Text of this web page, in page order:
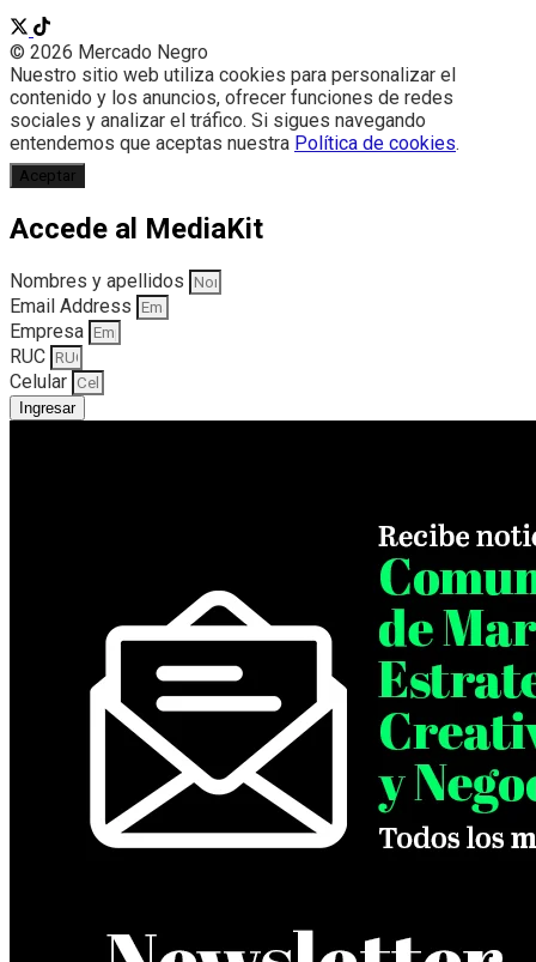
© 2026 Mercado Negro
Nuestro sitio web utiliza cookies para personalizar el
contenido y los anuncios, ofrecer funciones de redes
sociales y analizar el tráfico. Si sigues navegando
entendemos que aceptas nuestra Política de cookies.
Aceptar
Accede al MediaKit
Nombres y apellidos
Email Address
Empresa
RUC
Celular
Ingresar